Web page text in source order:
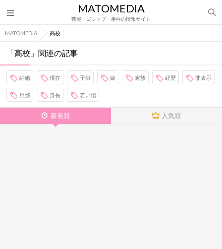
MATOMEDIA
芸能・ゴシップ・事件の情報サイト
MATOMEDIA 高校
「高校」関連の記事
結婚 現在 子供 嫁 家族 経歴 非表示
旦那 身長 若い頃
新着順 人気順